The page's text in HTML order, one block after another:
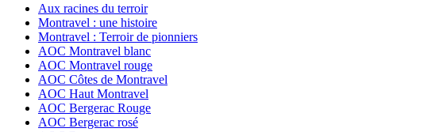
Aux racines du terroir
Montravel : une histoire
Montravel : Terroir de pionniers
AOC Montravel blanc
AOC Montravel rouge
AOC Côtes de Montravel
AOC Haut Montravel
AOC Bergerac Rouge
AOC Bergerac rosé